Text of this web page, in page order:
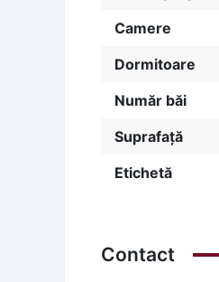
Camere
Dormitoare
Număr băi
Suprafață
Etichetă
Contact